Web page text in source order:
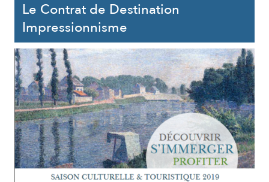
Le Contrat de Destination
Impressionnisme